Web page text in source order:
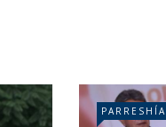
PARRESHÍA